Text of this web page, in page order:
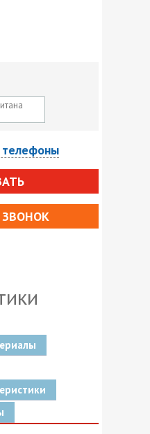
телефоны
ЗВОНОК